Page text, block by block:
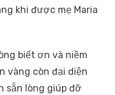
khi được mẹ Maria
biết ơn và niềm
vàng còn đại diện
sẵn lòng giúp đỡ